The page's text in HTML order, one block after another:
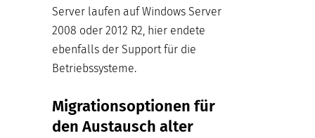
Server laufen auf Windows Server
2008 oder 2012 R2, hier endete
ebenfalls der Support für die
Betriebssysteme.
Migrationsoptionen für
den Austausch alter